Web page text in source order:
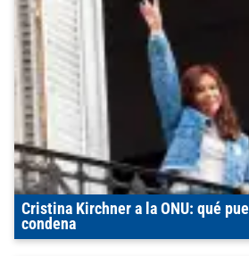
Cristina Kirchner a la ONU: qué
condena